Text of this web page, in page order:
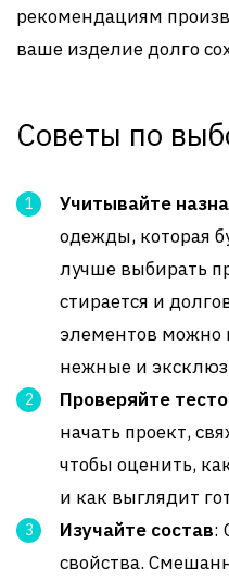
рекомендациям
ваше изделие долго
Советы по
Учитывайте
одежды, которая
лучше выбирать
стирается и
элементов можно
нежные и
Проверяйте
начать проект,
чтобы оценить,
и как выглядит
Изучайте состав:
свойства.